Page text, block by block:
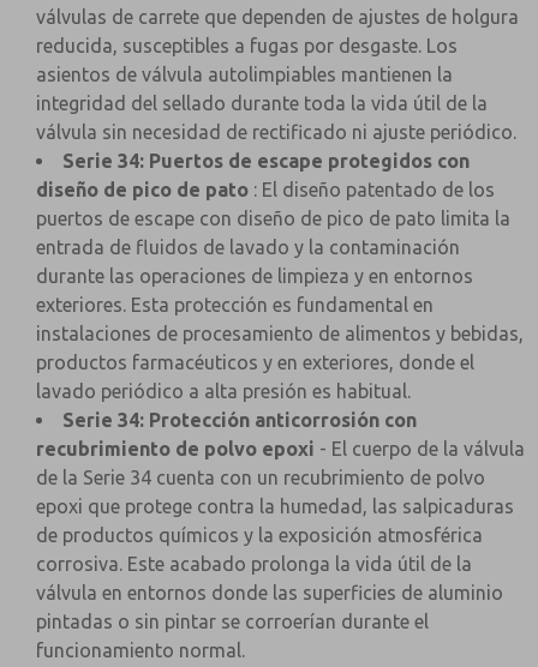
válvulas de carrete que dependen de ajustes de holgura
reducida, susceptibles a fugas por desgaste. Los
asientos de válvula autolimpiables mantienen la
integridad del sellado durante toda la vida útil de la
válvula sin necesidad de rectificado ni ajuste periódico.
Serie 34: Puertos de escape protegidos con
diseño de pico de pato : El diseño patentado de los
puertos de escape con diseño de pico de pato limita la
entrada de fluidos de lavado y la contaminación
durante las operaciones de limpieza y en entornos
exteriores. Esta protección es fundamental en
instalaciones de procesamiento de alimentos y bebidas,
productos farmacéuticos y en exteriores, donde el
lavado periódico a alta presión es habitual.
Serie 34: Protección anticorrosión con
recubrimiento de polvo epoxi - El cuerpo de la válvula
de la Serie 34 cuenta con un recubrimiento de polvo
epoxi que protege contra la humedad, las salpicaduras
de productos químicos y la exposición atmosférica
corrosiva. Este acabado prolonga la vida útil de la
válvula en entornos donde las superficies de aluminio
pintadas o sin pintar se corroerían durante el
funcionamiento normal.